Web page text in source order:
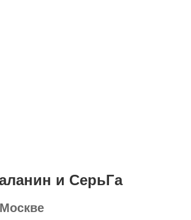
и СерьГа